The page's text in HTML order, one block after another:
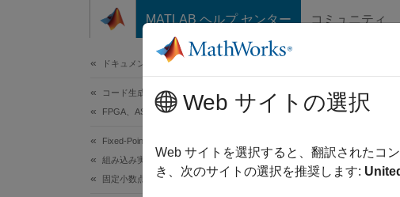
コンテンツへスキップ
MATLAB ヘルプ センター コミュニティ
ドキュメンテーションのホーム
コード生成
FPGA、ASIC、および SoC 開発
Fixed-Point Designer
組み込み実装
固定小数点コードの生成
固定小数点モ
Simulink ®
す。固定小数
Web サイトの選択
Web サイトを選択すると、翻訳されたコ
き、次のサイトの選択を推奨します: